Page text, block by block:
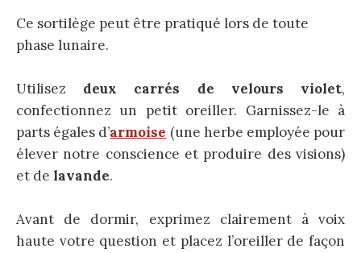
Ce sortilège peut être pratiqué lors de toute
phase lunaire.
Utilisez deux carrés de velours violet,
confectionnez un petit oreiller. Garnissez-le à
parts égales d’armoise (une herbe employée pour
élever notre conscience et produire des visions)
et de lavande.
Avant de dormir, exprimez clairement à voix
haute votre question et placez l’oreiller de façon